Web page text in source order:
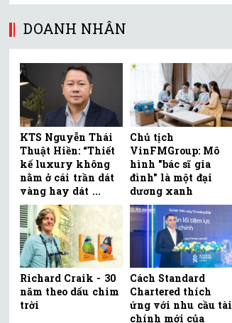
DOANH NHÂN
KTS Nguyễn Thái
Thuật Hiền: “Thiết
kế luxury không
nằm ở cái trần dát
vàng hay dát ...
Chủ tịch
VinFMGroup: Mô
hình "bác sĩ gia
đình" là một đại
dương xanh
Richard Craik - 30
năm theo dấu chim
trời
Cách Standard
Chartered thích
ứng với nhu cầu tài
chính mới của